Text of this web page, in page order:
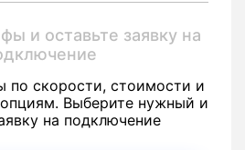
и оставьте заявку на
по скорости, стоимости и
Выберите нужный и
на подключение